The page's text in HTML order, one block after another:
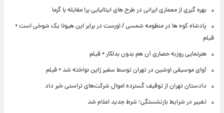
بهره گیری از معماری ایرانی در طرح های ایتالیایی برا مقابله با گرما
پادشاه کوه ها در منظومه شمسی / اورست در برابر این هیولا یک شوخی است +
فیلم
هنرنمایی روزبه حصاری آن هم بدون بدلکار + فیلم
آوای موسیقی اوشین در تهران توسط سفیر ژاپن نواخته شد + فیلم
دادستان تهران از توقیف گسترده اموال شرکت‌های تراستی خبر داد
تغییر در شرایط بازنشستگی؛ شرط جدید اعلام شد